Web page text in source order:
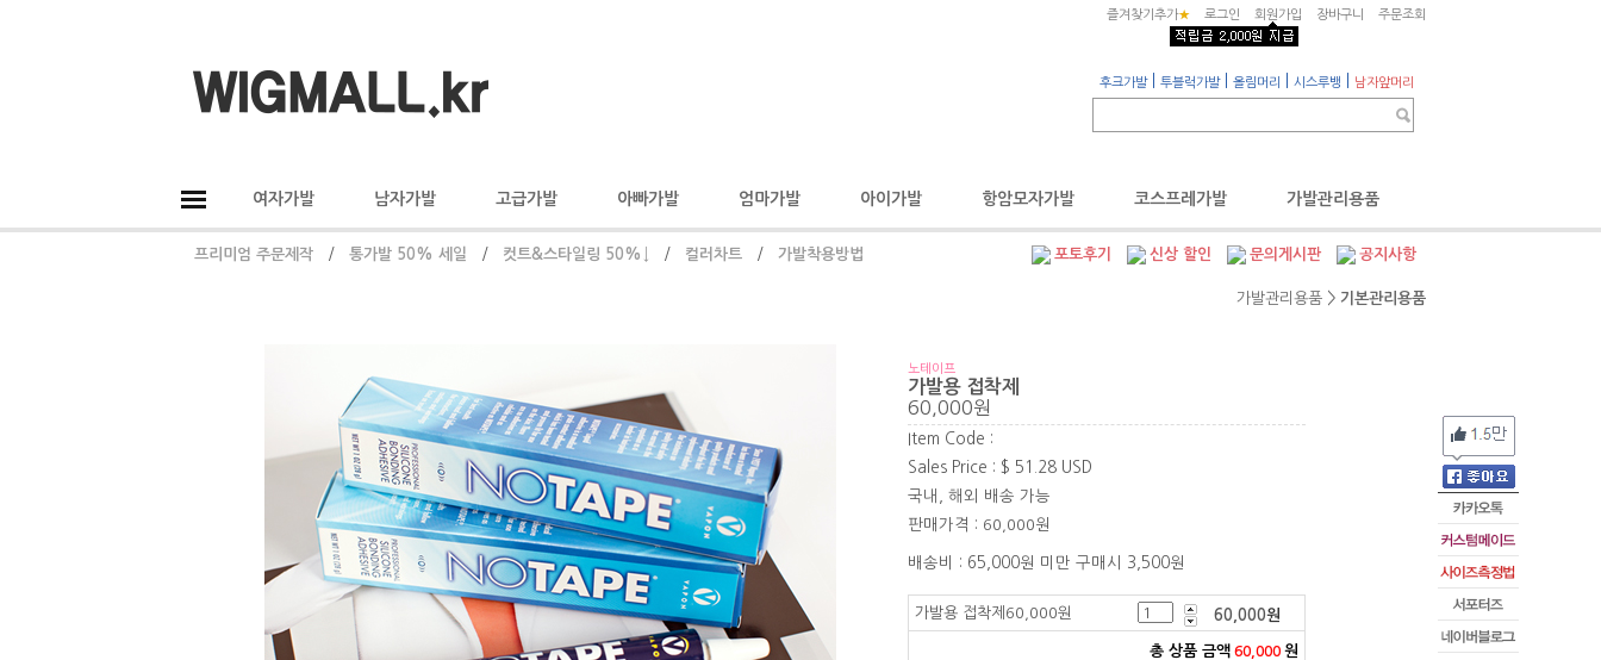
즐겨찾기추가★ 로그인 회원가입 장바구니 주문조회
후크가발| 투블럭가발| 올림머리 시스루뱅 남자앞머리
여자가발 남자가발 고급가발 아빠가발 엄마가발 아이가발 항암모자가발 코스프레가발 가발관리용품
프리미엄 주문제작 / 통가발 50% 세일 / 컷트&스타일링 50%↓ / 컬러차트 / 가발착용방법 포토후기 신상 할인 문의게시판 공지사항
가발관리용품 > 기본관리용품
노테이프
가발용 접착제
60,000원
Item Code :
Sales Price : $ 51.28 USD
국내, 해외 배송 가능
판매가격 : 60,000원
배송비 : 65,000원 미만 구매시 3,500원
가발용 접착제60,000원 60,000원
총 상품 금액 60,000 원